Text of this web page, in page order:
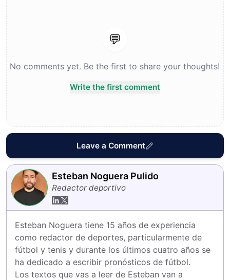
💬
No comments yet. Be the first to share your thoughts!
Write the first comment
Leave a Comment
Esteban Noguera Pulido
Redactor deportivo
Esteban Noguera tiene 15 años de experiencia
como redactor de deportes, particularmente de
fútbol y tenis y durante los últimos cuatro años se
ha dedicado a escribir pronósticos de fútbol.
Los textos que vas a leer de Esteban van a